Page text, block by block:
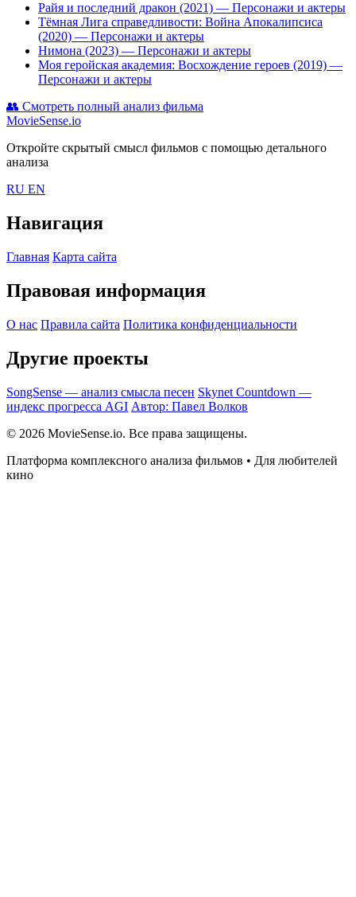
Райя и последний дракон (2021) — Персонажи и актеры
Тёмная Лига справедливости: Война Апокалипсиса
(2020) — Персонажи и актеры
Нимона (2023) — Персонажи и актеры
Моя геройская академия: Восхождение героев (2019) —
Персонажи и актеры
👥 Смотреть полный анализ фильма
MovieSense.io
Откройте скрытый смысл фильмов с помощью детального
анализа
RU EN
Навигация
Главная Карта сайта
Правовая информация
О нас Правила сайта Политика конфиденциальности
Другие проекты
SongSense — анализ смысла песен Skynet Countdown —
индекс прогресса AGI Автор: Павел Волков
© 2026 MovieSense.io. Все права защищены.
Платформа комплексного анализа фильмов • Для любителей
кино